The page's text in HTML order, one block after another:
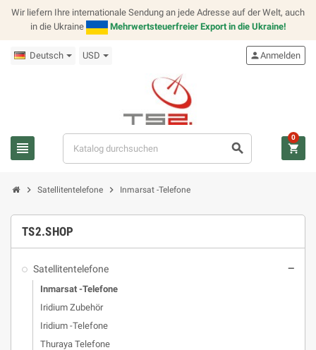
Wir liefern Ihre internationale Sendung an jede Adresse auf der Welt, auch
in die Ukraine
Mehrwertsteuerfreier Export in die Ukraine!
Deutsch USD
view_headline search
personAnmelden
shopping_cart
0
chevron_right Satellitentelefone chevron_right Inmarsat -Telefone
TS2.SHOP
Satellitentelefone remove
Inmarsat -Telefone
Iridium Zubehör
Iridium -Telefone
Thuraya Telefone